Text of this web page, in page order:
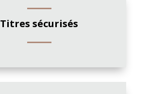
Titres sécurisés